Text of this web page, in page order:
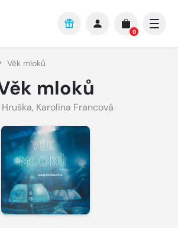
0
Věk mloků
mloků
, Karolina Francová